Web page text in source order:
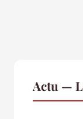
Actu —